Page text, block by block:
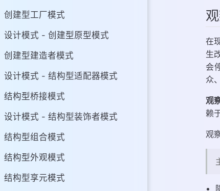
创建型工厂模式
设计模式 - 创建型原型模式
创建型建造者模式
设计模式 - 结构型适配器模式
结构型桥接模式
设计模式 - 结构型装饰者模式
结构型组合模式
结构型外观模式
结构型享元模式
观察者模式的
天气预报项目
普通方案解决
观察者模式解
JDK 的观察者
在
生
会
众
观
赖
观